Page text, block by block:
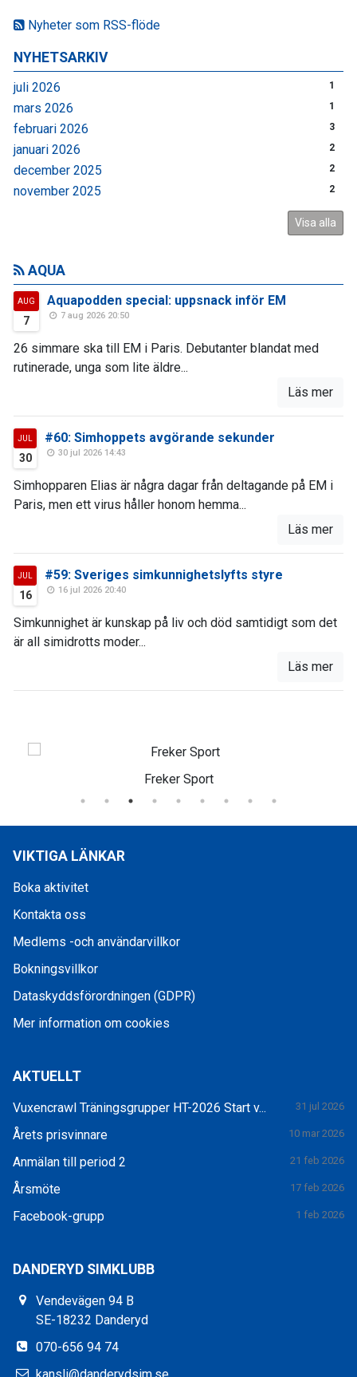
Nyheter som RSS-flöde
NYHETSARKIV
juli 2026 1
mars 2026 1
februari 2026 3
januari 2026 2
december 2025 2
november 2025 2
Visa alla
AQUA
AUG
7
Aquapodden special: uppsnack inför EM
7 aug 2026 20:50
26 simmare ska till EM i Paris. Debutanter blandat med
rutinerade, unga som lite äldre...
Läs mer
JUL
30
#60: Simhoppets avgörande sekunder
30 jul 2026 14:43
Simhopparen Elias är några dagar från deltagande på EM i
Paris, men ett virus håller honom hemma...
Läs mer
JUL
16
#59: Sveriges simkunnighetslyfts styre
16 jul 2026 20:40
Simkunnighet är kunskap på liv och död samtidigt som det
är all simidrotts moder...
Läs mer
Freker Sport
VIKTIGA LÄNKAR
Boka aktivitet
Kontakta oss
Medlems -och användarvillkor
Bokningsvillkor
Dataskyddsförordningen (GDPR)
Mer information om cookies
AKTUELLT
Vuxencrawl Träningsgrupper HT-2026 Start v... 31 jul 2026
Årets prisvinnare 10 mar 2026
Anmälan till period 2 21 feb 2026
Årsmöte 17 feb 2026
Facebook-grupp 1 feb 2026
DANDERYD SIMKLUBB
Vendevägen 94 B
SE-18232 Danderyd
070-656 94 74